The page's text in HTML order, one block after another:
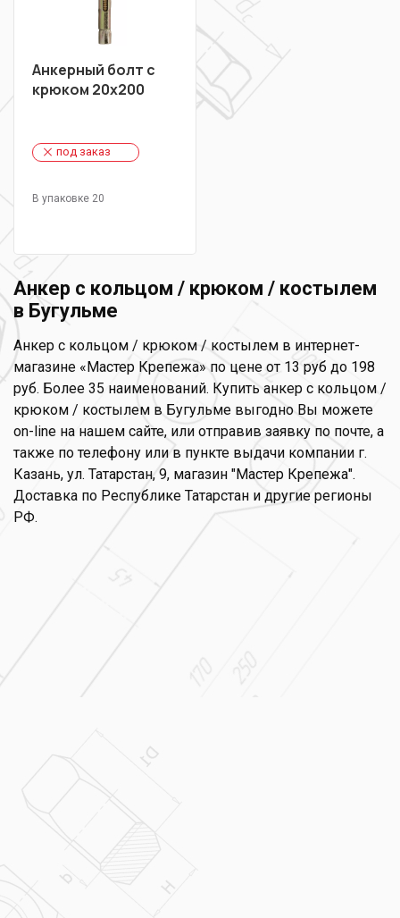
Анкерный болт с
крюком 20х200
под заказ
В упаковке 20
Анкер с кольцом / крюком / костылем
в Бугульме
Анкер с кольцом / крюком / костылем в интернет-
магазине «Мастер Крепежа» по цене от 13 руб до 198
руб. Более 35 наименований. Купить анкер с кольцом /
крюком / костылем в Бугульме выгодно Вы можете
on-line на нашем сайте, или отправив заявку по почте, а
также по телефону или в пункте выдачи компании г.
Казань, ул. Татарстан, 9, магазин "Мастер Крепежа".
Доставка по Республике Татарстан и другие регионы
РФ.